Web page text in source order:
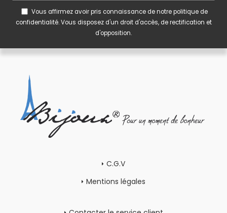
Vous affirmez avoir pris connaissance de notrepolitique de
confidentialité. Vous disposez d'un droit d'accès, de rectification et
d'opposition.
C.G.V
Mentions légales